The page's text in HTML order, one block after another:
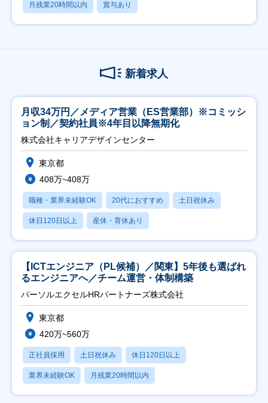
月残業20時間以内 賞与あり
新着求人
月収34万円／メディア営業（ES営業部）※コミッシ
ョン制／契約社員※4年目以降無期化
株式会社キャリアデザインセンター
東京都
408万~408万
職種・業界未経験OK 20代におすすめ 土日祝休み
休日120日以上 産休・育休あり
【ICTエンジニア（PL候補）／関東】5年後も選ばれ
るエンジニアへ／チーム運営・体制構築
パーソルエクセルHRパートナーズ株式会社
東京都
420万~560万
正社員採用 土日祝休み 休日120日以上
業界未経験OK 月残業20時間以内